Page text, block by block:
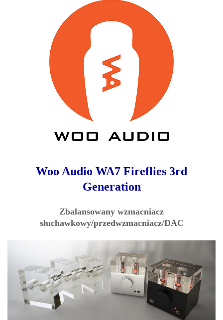
Woo Audio WA7 Fireflies 3rd
Generation
Zbalansowany wzmacniacz
słuchawkowy/przedwzmacniacz/DAC